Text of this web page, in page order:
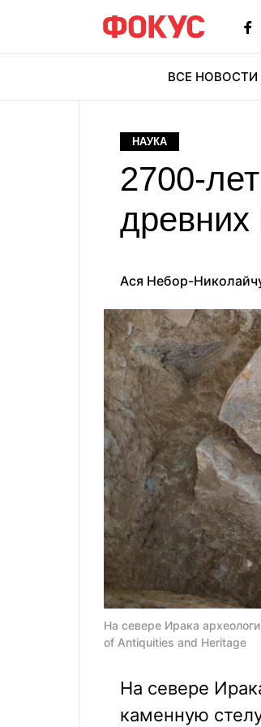
ВСЕ НОВОСТИ
НАУКА
2700-
Ася Небор-
На севере Ирака
of Antiquities and Heritage
На севере
каменную